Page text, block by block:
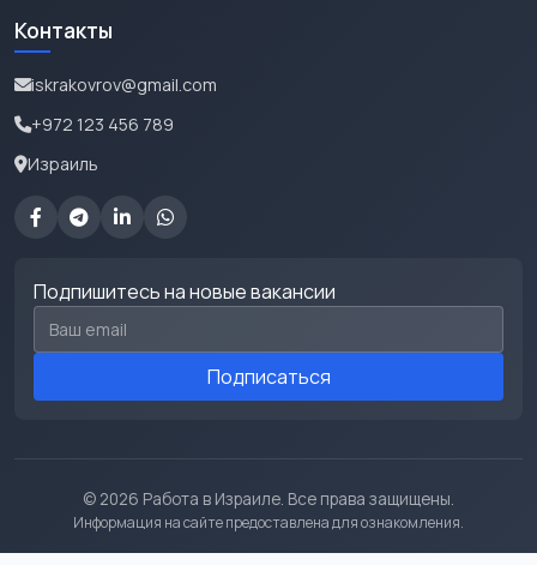
Контакты
iskrakovrov@gmail.com
+972 123 456 789
Израиль
Подпишитесь на новые вакансии
Email для подписки
Подписаться
© 2026 Работа в Израиле. Все права защищены.
Информация на сайте предоставлена для ознакомления.